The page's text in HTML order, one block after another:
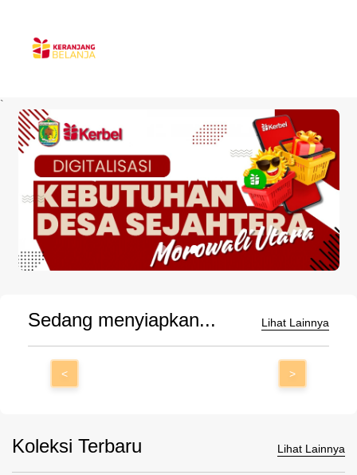
`
Sedang menyiapkan... Lihat Lainnya
< >
Koleksi Terbaru Lihat Lainnya